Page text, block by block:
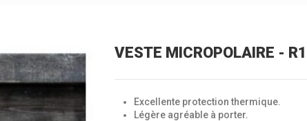
VESTE MICROPOLAIRE -
Excellente protection thermique.
Légère agréable à porter.